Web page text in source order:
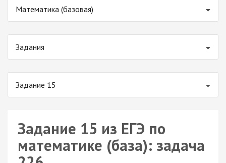
Математика (базовая)
Задания
Задание 15
Задание 15 из ЕГЭ по
математике (база): задача